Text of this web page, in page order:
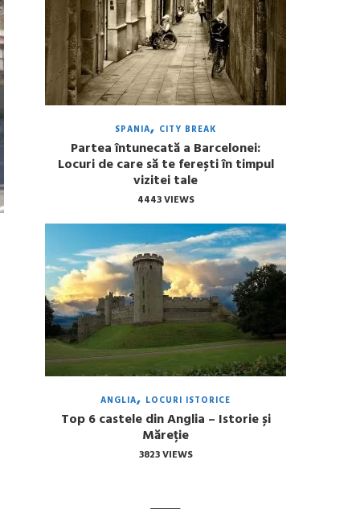
SPANIA CITY BREAK
Partea întunecată a Barcelonei:
Locuri de care să te ferești în timpul
vizitei tale
4443 VIEWS
ANGLIA LOCURI ISTORICE
Top 6 castele din Anglia – Istorie și
Măreție
3823 VIEWS